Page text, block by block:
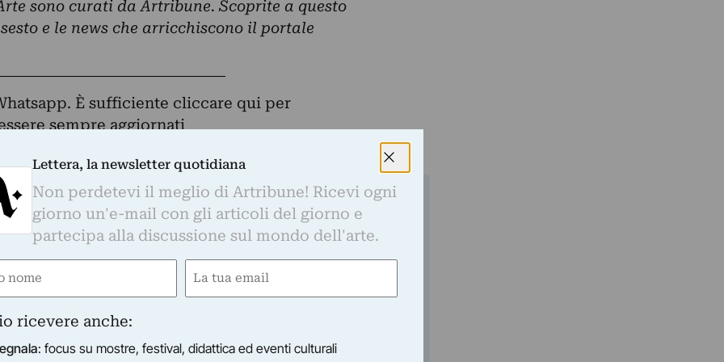
sono curati da Artribune. Scoprite a questo
e le news che arricchiscono il portale
È sufficiente cliccare qui per
sempre aggiornati
di Artribune! Ricevi ogni giorno un'e-mail con gli
alla discussione sul mondo dell'arte.
Email
(Required)
su mostre, festival, didattica ed eventi culturali
Lettera, la newsletter quotidiana
Non perdetevi il meglio di Artribune! Ricevi ogni
giorno un'e-mail con gli articoli del giorno e
partecipa alla discussione sul mondo dell'arte.
Email
ricevere anche:
: focus su mostre, festival, didattica ed eventi culturali